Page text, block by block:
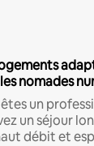
nomades
un
un séjour
débit et